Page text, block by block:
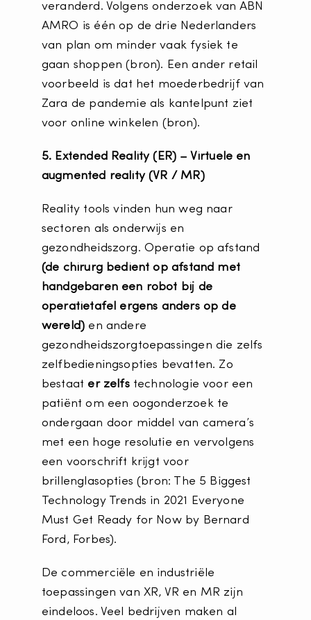
veranderd. Volgens onderzoek van ABN
AMRO is één op de drie Nederlanders
van plan om minder vaak fysiek te
gaan shoppen (bron). Een ander retail
voorbeeld is dat het moederbedrijf van
Zara de pandemie als kantelpunt ziet
voor online winkelen (bron).
5. Extended Reality (ER) – Virtuele en
augmented reality (VR / MR)
Reality tools vinden hun weg naar
sectoren als onderwijs en
gezondheidszorg. Operatie op afstand
(de chirurg bedient op afstand met
handgebaren een robot bij de
operatietafel ergens anders op de
wereld) en andere
gezondheidszorgtoepassingen die zelfs
zelfbedieningsopties bevatten. Zo
bestaat er zelfstechnologie voor een
patiënt om een ​​oogonderzoek te
ondergaan door middel van camera’s
met een hoge resolutie en vervolgens
een voorschrift krijgt voor
brillenglasopties (bron: The 5 Biggest
Technology Trends in 2021 Everyone
Must Get Ready for Now by Bernard
Ford, Forbes).
De commerciële en industriële
toepassingen van XR, VR en MR zijn
eindeloos. Veel bedrijven maken al